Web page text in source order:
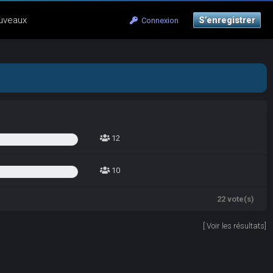
Connexion S’enregistrer
12
10
22 vote(s)
Voir les résultats